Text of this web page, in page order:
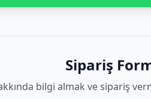
Sipariş
bilgi almak ve sipariş